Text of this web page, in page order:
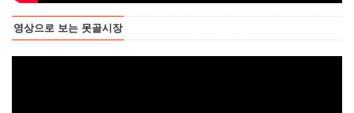
영상으로 보는 못골시장